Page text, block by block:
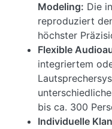
Modeling: Die
reproduziert
höchster
Flexible
integriertem
bis ca. 300
Individuelle